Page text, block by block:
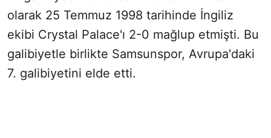
olarak 25 Temmuz 1998 tarihinde İngiliz
ekibi Crystal Palace'ı 2-0 mağlup etmişti. Bu
galibiyetle birlikte Samsunspor, Avrupa'daki
7. galibiyetini elde etti.